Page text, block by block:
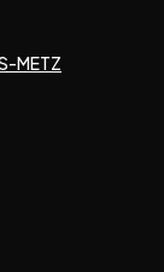
METZ